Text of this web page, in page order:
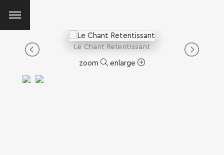
Le Chant Retentissant
zoom enlarge